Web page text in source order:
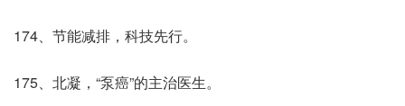
174、节能减排，科技先行。
175、北凝，“泵癌”的主治医生。